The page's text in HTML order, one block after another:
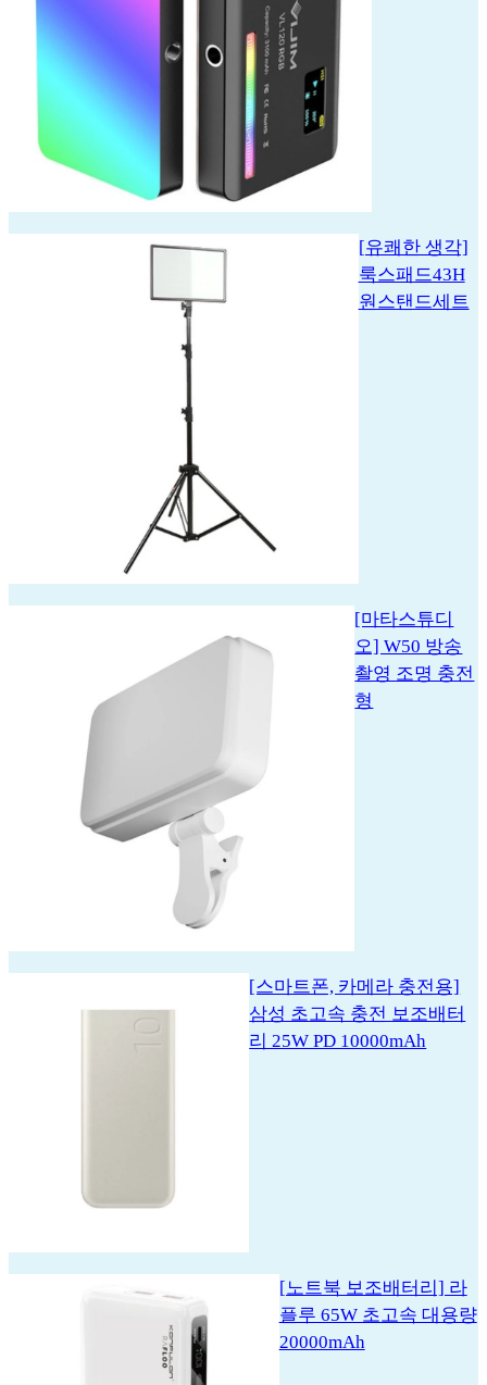
[유쾌한 생각]
룩스패드43H
원스탠드세트
[마타스튜디
오] W50 방송
촬영 조명 충전
형
[스마트폰, 카메라 충전용]
삼성 초고속 충전 보조배터
리 25W PD 10000mAh
[노트북 보조배터리] 라
플루 65W 초고속 대용량
20000mAh